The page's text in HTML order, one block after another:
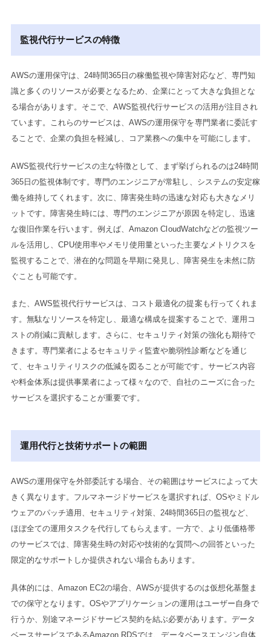
監視代行サービスの特徴
AWSの運用保守は、24時間365日の稼働監視や障害対応など、専門知
識と多くのリソースが必要となるため、企業にとって大きな負担とな
る場合があります。そこで、AWS監視代行サービスの活用が注目され
ています。これらのサービスは、AWSの運用保守を専門業者に委託す
ることで、企業の負担を軽減し、コア業務への集中を可能にします。
AWS監視代行サービスの主な特徴として、まず挙げられるのは24時間
365日の監視体制です。専門のエンジニアが常駐し、システムの安定稼
働を維持してくれます。次に、障害発生時の迅速な対応も大きなメリ
ットです。障害発生時には、専門のエンジニアが原因を特定し、迅速
な復旧作業を行います。例えば、Amazon CloudWatchなどの監視ツー
ルを活用し、CPU使用率やメモリ使用量といった主要なメトリクスを
監視することで、潜在的な問題を早期に発見し、障害発生を未然に防
ぐことも可能です。
また、AWS監視代行サービスは、コスト最適化の提案も行ってくれま
す。無駄なリソースを特定し、最適な構成を提案することで、運用コ
ストの削減に貢献します。さらに、セキュリティ対策の強化も期待で
きます。専門業者によるセキュリティ監査や脆弱性診断などを通じ
て、セキュリティリスクの低減を図ることが可能です。サービス内容
や料金体系は提供事業者によって様々なので、自社のニーズに合った
サービスを選択することが重要です。
運用代行と技術サポートの範囲
AWSの運用保守を外部委託する場合、その範囲はサービスによって大
きく異なります。フルマネージドサービスを選択すれば、OSやミドル
ウェアのパッチ適用、セキュリティ対策、24時間365日の監視など、
ほぼ全ての運用タスクを代行してもらえます。一方で、より低価格帯
のサービスでは、障害発生時の対応や技術的な質問への回答といった
限定的なサポートしか提供されない場合もあります。
具体的には、Amazon EC2の場合、AWSが提供するのは仮想化基盤ま
での保守となります。OSやアプリケーションの運用はユーザー自身で
行うか、別途マネージドサービス契約を結ぶ必要があります。データ
ベースサービスであるAmazon RDSでは、データベースエンジン自体